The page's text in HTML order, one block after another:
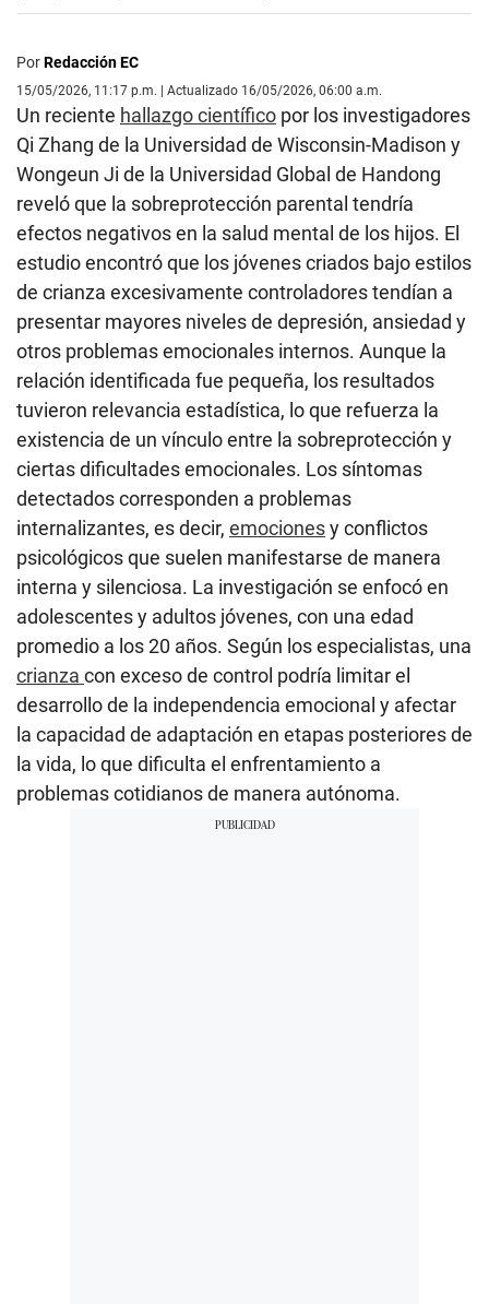
PorRedacción EC
15/05/2026, 11:17 p.m. | Actualizado 16/05/2026, 06:00 a.m.
Un reciente hallazgo científico por los investigadores
Qi Zhang de la Universidad de Wisconsin-Madison y
Wongeun Ji de la Universidad Global de Handong
reveló que la sobreprotección parental tendría
efectos negativos en la salud mental de los hijos. El
estudio encontró que los jóvenes criados bajo estilos
de crianza excesivamente controladores tendían a
presentar mayores niveles de depresión, ansiedad y
otros problemas emocionales internos. Aunque la
relación identificada fue pequeña, los resultados
tuvieron relevancia estadística, lo que refuerza la
existencia de un vínculo entre la sobreprotección y
ciertas dificultades emocionales. Los síntomas
detectados corresponden a problemas
internalizantes, es decir, emocionesy conflictos
psicológicos que suelen manifestarse de manera
interna y silenciosa. La investigación se enfocó en
adolescentes y adultos jóvenes, con una edad
promedio a los 20 años. Según los especialistas, una
crianza con exceso de control podría limitar el
desarrollo de la independencia emocional y afectar
la capacidad de adaptación en etapas posteriores de
la vida, lo que dificulta el enfrentamiento a
problemas cotidianos de manera autónoma.